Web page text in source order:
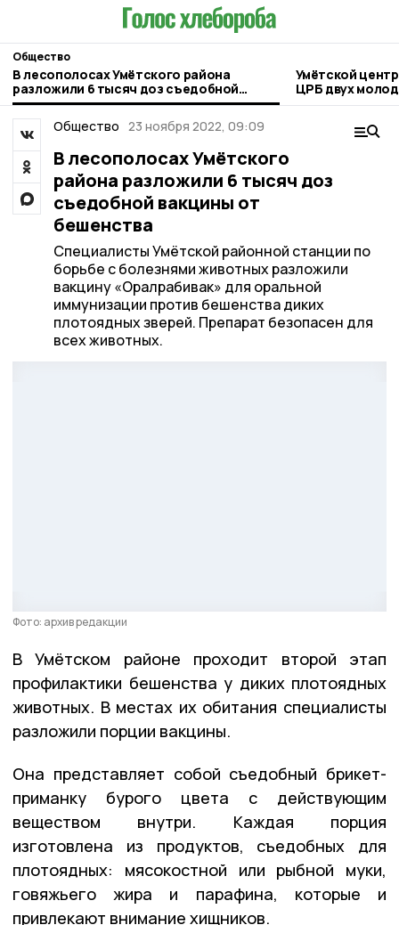
Общество
В лесополосах Умётского района
разложили 6 тысяч доз съедобной
вакцины от бешенства
Умётской
ЦРБ двух
Общество 23 ноября 2022, 09:09
В лесополосах Умётского
района разложили 6 тысяч доз
съедобной вакцины от
бешенства
Специалисты Умётской районной станции по
борьбе с болезнями животных разложили
вакцину «Оралрабивак» для оральной
иммунизации против бешенства диких
плотоядных зверей. Препарат безопасен для
всех животных.
Фото: архив редакции
В Умётском районе проходит второй этап
профилактики бешенства у диких плотоядных
животных. В местах их обитания специалисты
разложили порции вакцины.
Она представляет собой съедобный брикет-
приманку бурого цвета с действующим
веществом внутри. Каждая порция
изготовлена из продуктов, съедобных для
плотоядных: мясокостной или рыбной муки,
говяжьего жира и парафина, которые и
привлекают внимание хищников.